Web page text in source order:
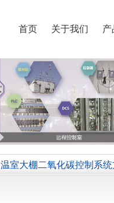
首页 关于我们 产
温室大棚二氧化碳控制系